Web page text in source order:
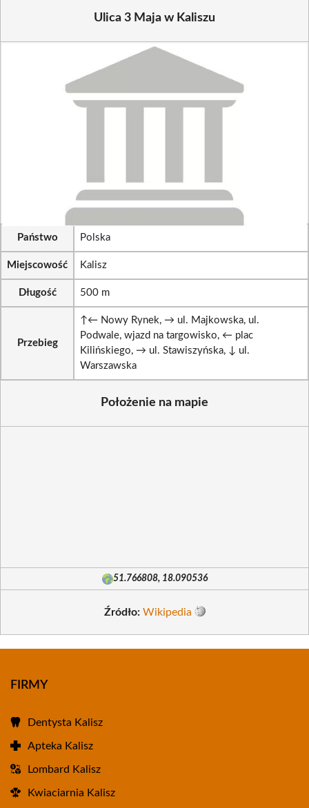
Ulica 3 Maja w Kaliszu
Państwo Polska
Miejscowość Kalisz
Długość 500 m
Przebieg
↑← Nowy Rynek, → ul. Majkowska, ul.
Podwale, wjazd na targowisko, ← plac
Kilińskiego, → ul. Stawiszyńska, ↓ ul.
Warszawska
Położenie na mapie
51.766808, 18.090536
Źródło: Wikipedia
FIRMY
Dentysta Kalisz
Apteka Kalisz
Lombard Kalisz
Kwiaciarnia Kalisz